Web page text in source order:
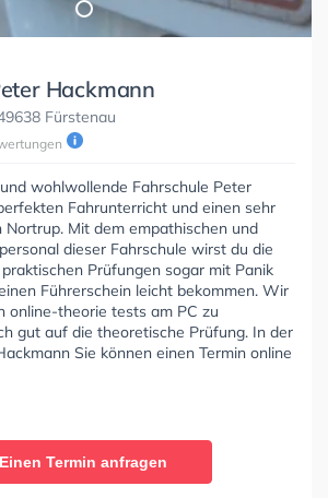
Hackmann
Fürstenau
wohlwollende Fahrschule Peter
Fahrunterricht und einen sehr
Nortrup. Mit dem empathischen und
dieser Fahrschule wirst du die
Prüfungen sogar mit Panik
Führerschein leicht bekommen. Wir
online-theorie tests am PC zu
gut auf die theoretische Prüfung. In der
Sie können einen Termin online
Einen Termin anfragen